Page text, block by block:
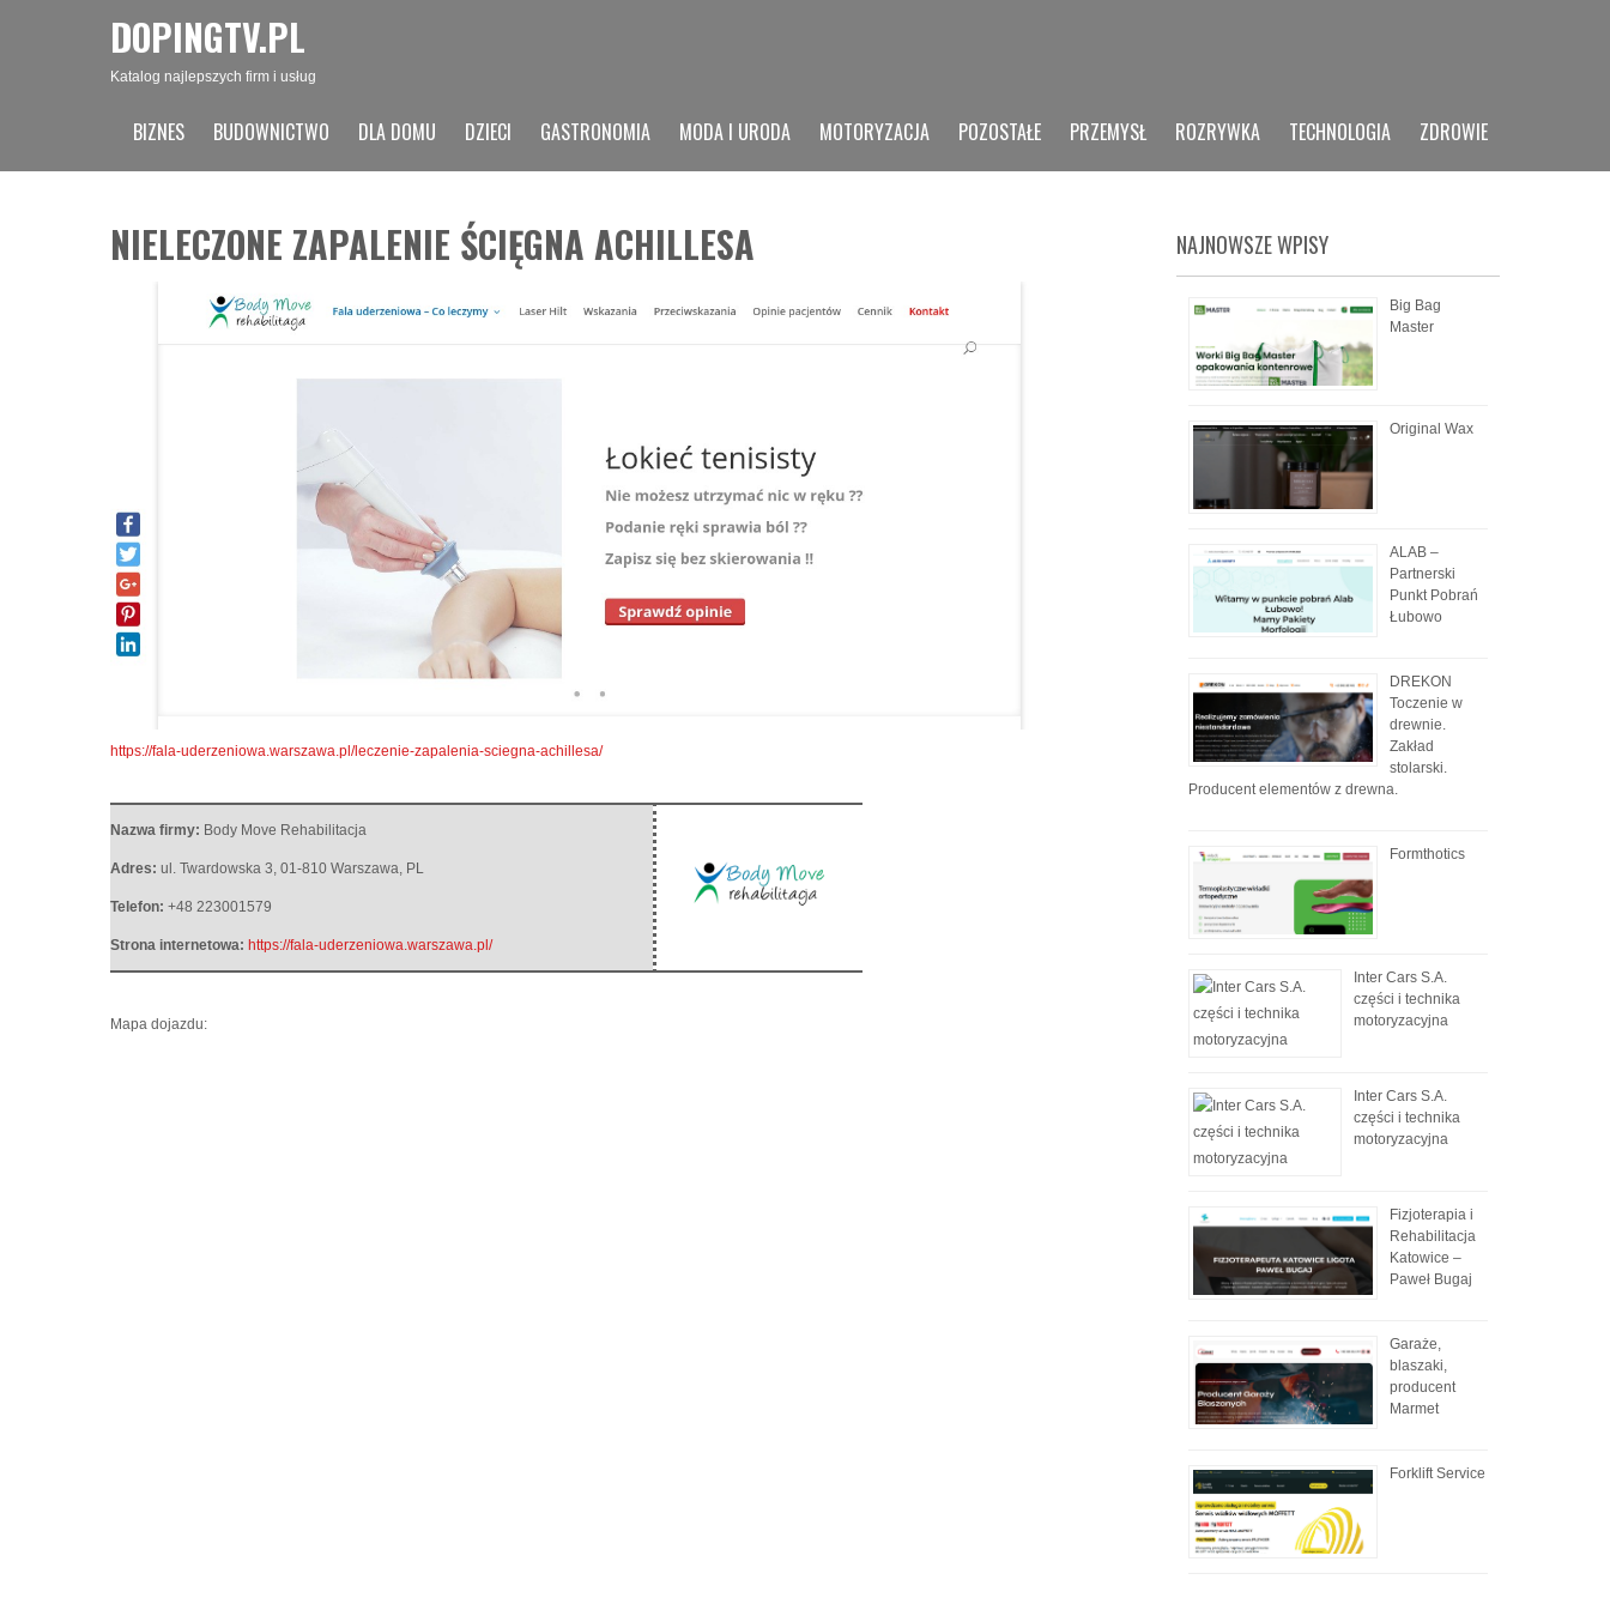
DOPINGTV.PL
Katalog najlepszych firm i usług
BIZNES BUDOWNICTWO DLA DOMU DZIECI GASTRONOMIA MODA I URODA MOTORYZACJA POZOSTAŁE PRZEMYSŁ ROZRYWKA TECHNOLOGIA ZDROWIE
NIELECZONE ZAPALENIE ŚCIĘGNA ACHILLESA
https://fala-uderzeniowa.warszawa.pl/leczenie-zapalenia-sciegna-achillesa/
Nazwa firmy: Body Move Rehabilitacja
Adres: ul. Twardowska 3 01-810 Warszawa PL
Telefon: +48 223001579
Strona internetowa: https://fala-uderzeniowa.warszawa.pl/
Mapa dojazdu:
NAJNOWSZE WPISY
Big Bag
Master
Original Wax
ALAB –
Partnerski
Punkt Pobrań
Łubowo
DREKON
Toczenie w
drewnie.
Zakład
stolarski.
Producent elementów z drewna.
Formthotics
Inter Cars S.A.
części i technika
motoryzacyjna
Inter Cars S.A.
części i technika
motoryzacyjna
Fizjoterapia i
Rehabilitacja
Katowice –
Paweł Bugaj
Garaże,
blaszaki,
producent
Marmet
Forklift Service